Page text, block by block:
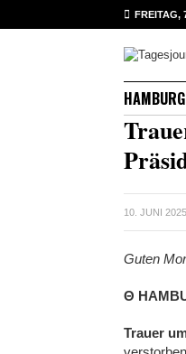
FREITAG,
HAMBURG
10. JUNI 2025
Guten
Θ
Trauer